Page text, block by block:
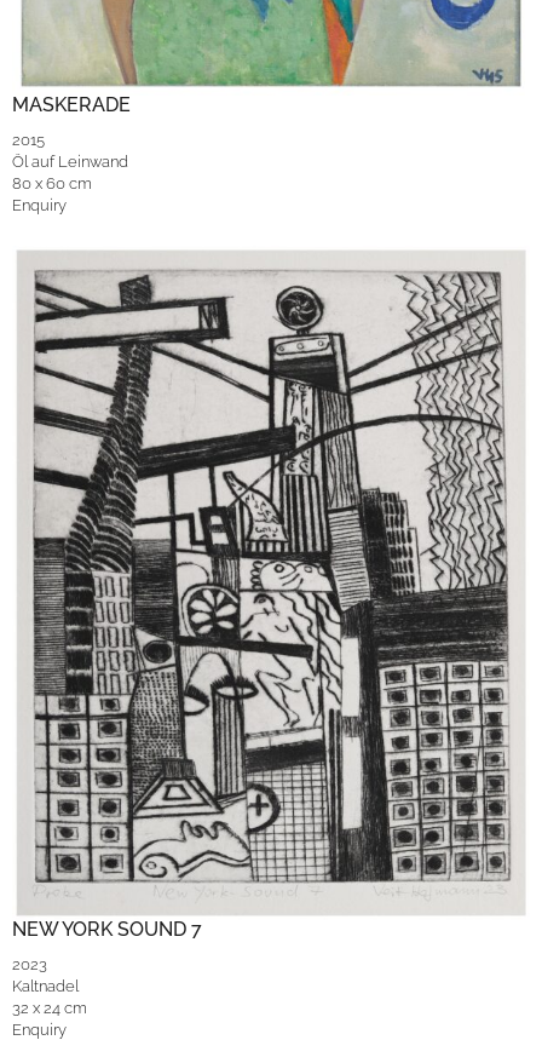
MASKERADE
2015
Öl auf Leinwand
80 x 60 cm
Enquiry
NEW YORK SOUND 7
2023
Kaltnadel
32 x 24 cm
Enquiry